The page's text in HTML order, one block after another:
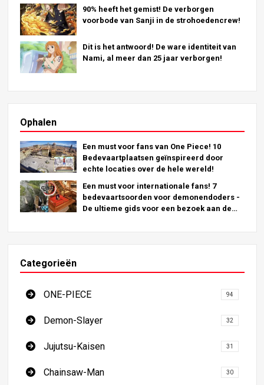
90% heeft het gemist! De verborgen
voorbode van Sanji in de strohoedencrew!
Dit is het antwoord! De ware identiteit van
Nami, al meer dan 25 jaar verborgen!
Ophalen
Een must voor fans van One Piece! 10
Bedevaartplaatsen geïnspireerd door
echte locaties over de hele wereld!
Een must voor internationale fans! 7
bedevaartsoorden voor demonendoders -
De ultieme gids voor een bezoek aan de
Categorieën
ONE-PIECE 94
Demon-Slayer 32
Jujutsu-Kaisen 31
Chainsaw-Man 30